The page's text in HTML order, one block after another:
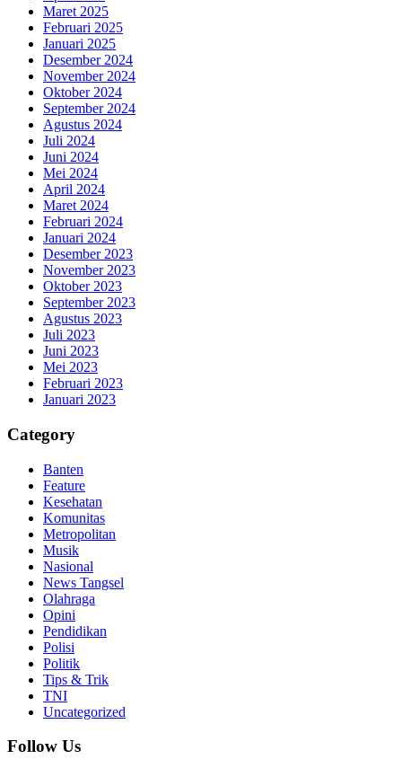
Maret 2025
Februari 2025
Januari 2025
Desember 2024
November 2024
Oktober 2024
September 2024
Agustus 2024
Juli 2024
Juni 2024
Mei 2024
April 2024
Maret 2024
Februari 2024
Januari 2024
Desember 2023
November 2023
Oktober 2023
September 2023
Agustus 2023
Juli 2023
Juni 2023
Mei 2023
Februari 2023
Januari 2023
Category
Banten
Feature
Kesehatan
Komunitas
Metropolitan
Musik
Nasional
News Tangsel
Olahraga
Opini
Pendidikan
Polisi
Politik
Tips & Trik
TNI
Uncategorized
Follow Us